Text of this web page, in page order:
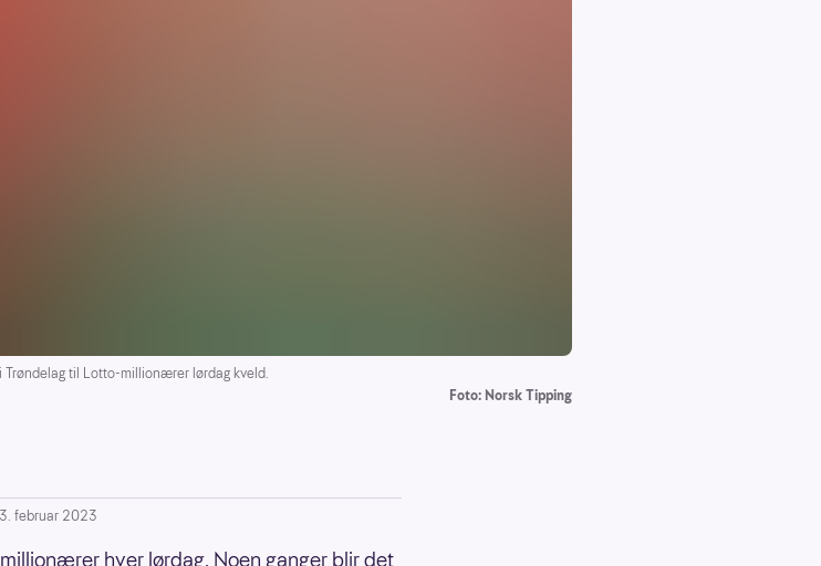
Trøndelag til Lotto-millionærer lørdag kveld.
Foto: Norsk Tipping
februar 2023
hver lørdag. Noen ganger blir det